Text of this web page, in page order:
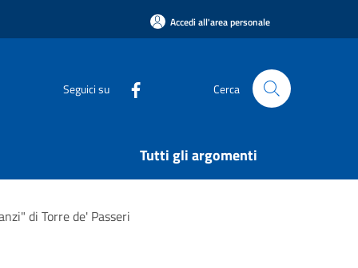
Accedi all'area personale
Seguici su Cerca
Tutti gli argomenti
di Torre de' Passeri